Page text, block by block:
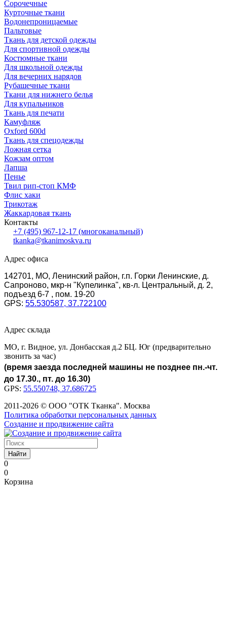
Сорочечные
Курточные ткани
Водонепроницаемые
Пальтовые
Ткань для детской одежды
Для спортивной одежды
Костюмные ткани
Для школьной одежды
Для вечерних нарядов
Рубашечные ткани
Ткани для нижнего белья
Для купальников
Ткань для печати
Камуфляж
Oxford 600d
Ткань для спецодежды
Ложная сетка
Кожзам оптом
Лапша
Пенье
Твил рип-стоп КМФ
Флис хаки
Трикотаж
Жаккардовая ткань
Контакты
+7 (495) 967-12-17 (многоканальный)
tkanka@tkanimoskva.ru
Адрес офиса
142701, МО, Ленинский район, г.п. Горки Ленинские, д.
Сапроново, мкр-н "Купелинка", кв-л. Центральный, д. 2,
подъезд 6-7 , пом. 19-20
GPS: 55.530587, 37.722100
Адрес склада
МО, г. Видное, ул. Донбасская д.2 БЦ. Юг (предварительно
звонить за час)
(время заезда последней машины не позднее пн.-чт.
до 17.30., пт. до 16.30)
GPS: 55.550748, 37.686725
2011-2026 © ООО "ОТК Тканка". Москва
Политика обработки персональных данных
Создание и продвижение сайта
Найти
0
0
Корзина